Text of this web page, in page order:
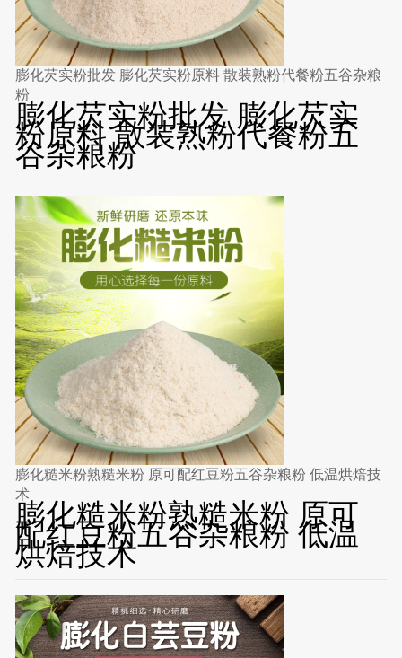
膨化芡实粉批发 膨化芡实粉原料 散装熟粉代餐粉五谷杂粮
粉
膨化芡实粉批发 膨化芡实
粉原料 散装熟粉代餐粉五
谷杂粮粉
膨化糙米粉熟糙米粉 原可配红豆粉五谷杂粮粉 低温烘焙技
术
膨化糙米粉熟糙米粉 原可
配红豆粉五谷杂粮粉 低温
烘焙技术